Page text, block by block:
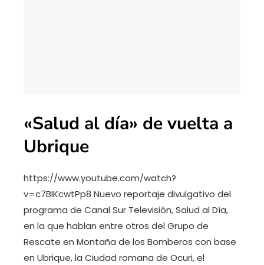
«Salud al día» de vuelta a
Ubrique
https://www.youtube.com/watch?
v=c7BlKcwtPp8 Nuevo reportaje divulgativo del
programa de Canal Sur Televisión, Salud al Día,
en la que hablan entre otros del Grupo de
Rescate en Montaña de los Bomberos con base
en Ubrique, la Ciudad romana de Ocuri, el